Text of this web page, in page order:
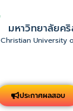
มหาวิทยาลัยค
Christian University
ประกาศผลสอบ